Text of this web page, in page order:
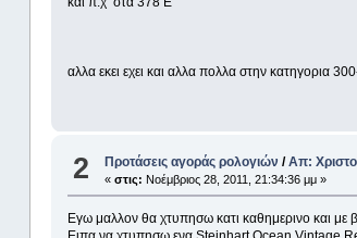
αλλα εκει εχει και αλλα πολλα στην κατηγορια
2 Προτάσεις αγοράς ρολογιών /Απ:
«στις: Νοέμβριος 28, 2011, 21:34:36 μμ »
Εγω μαλλον θα χτυπησω κατι καθημερινο και με